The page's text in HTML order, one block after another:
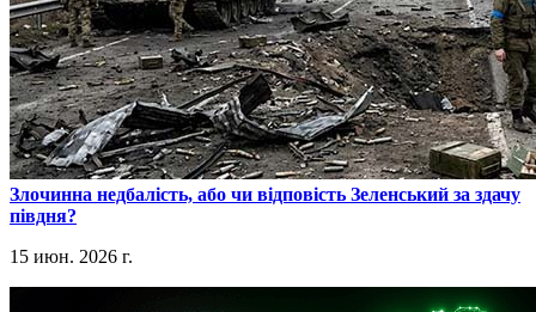
​Злочинна недбалість, або чи відповість Зеленський за здачу
півдня?
15 июн. 2026 г.